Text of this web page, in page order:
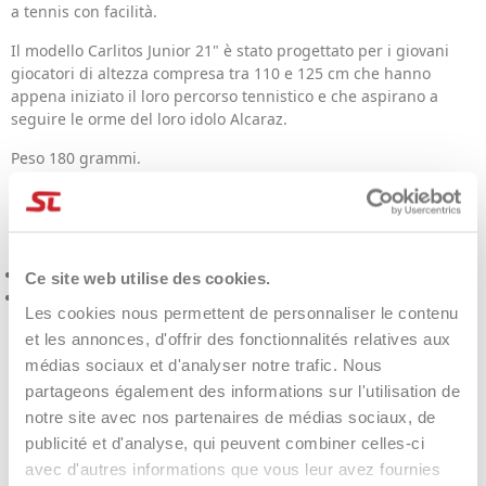
Ce site web utilise des cookies.
Les cookies nous permettent de personnaliser le contenu
et les annonces, d'offrir des fonctionnalités relatives aux
médias sociaux et d'analyser notre trafic. Nous
partageons également des informations sur l'utilisation de
notre site avec nos partenaires de médias sociaux, de
publicité et d'analyse, qui peuvent combiner celles-ci
avec d'autres informations que vous leur avez fournies
a tennis con facilità.
Il modello Carlitos Junior 21" è stato progettato per i giovani
giocatori di altezza compresa tra 110 e 125 cm che hanno
appena iniziato il loro percorso tennistico e che aspirano a
seguire le orme del loro idolo Alcaraz.
Peso 180 grammi.
Racchetta dotata di fodero per il trasporto.
Lunghezza Racchetta: 21"
DÉTAILS DU PRODUIT
Product Same Category